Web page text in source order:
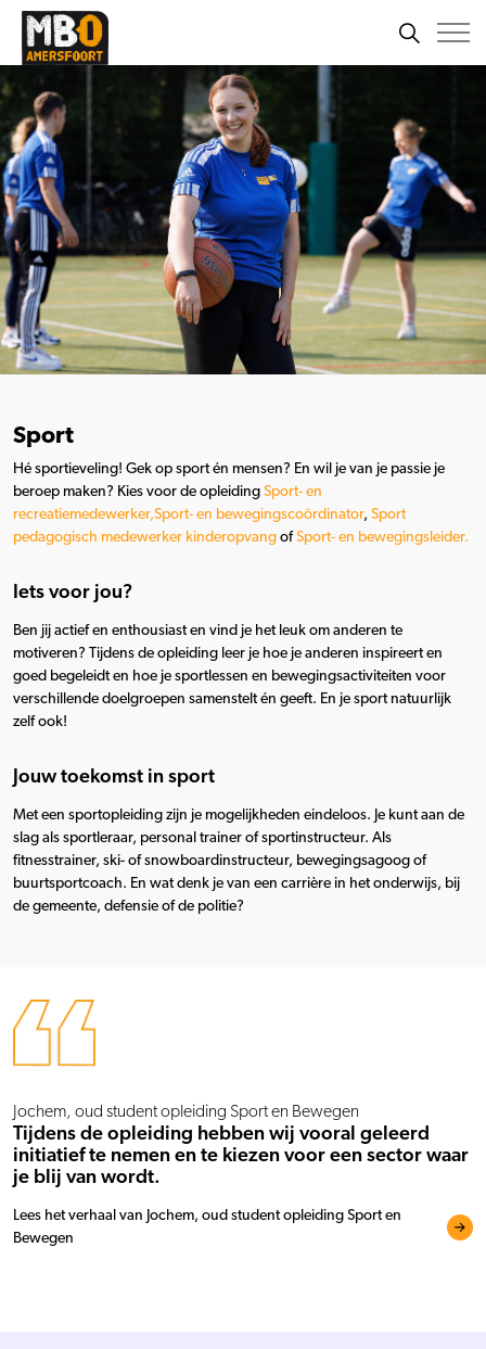
Sport
Hé sportieveling! Gek op sport én mensen? En wil je van je passie je
beroep maken? Kies voor de opleiding Sport- en
recreatiemedewerker,Sport- en bewegingscoördinator, Sport
pedagogisch medewerker kinderopvang of Sport- en bewegingsleider.
Iets voor jou?
Ben jij actief en enthousiast en vind je het leuk om anderen te
motiveren? Tijdens de opleiding leer je hoe je anderen inspireert en
goed begeleidt en hoe je sportlessen en bewegingsactiviteiten voor
verschillende doelgroepen samenstelt én geeft. En je sport natuurlijk
zelf ook!
Jouw toekomst in sport
Met een sportopleiding zijn je mogelijkheden eindeloos. Je kunt aan de
slag als sportleraar, personal trainer of sportinstructeur. Als
fitnesstrainer, ski- of snowboardinstructeur, bewegingsagoog of
buurtsportcoach. En wat denk je van een carrière in het onderwijs, bij
de gemeente, defensie of de politie?
Jochem, oud student opleiding Sport en Bewegen
Tijdens de opleiding hebben wij vooral geleerd
initiatief te nemen en te kiezen voor een sector waar
je blij van wordt.
Lees het verhaal van Jochem, oud student opleiding Sport en
Bewegen